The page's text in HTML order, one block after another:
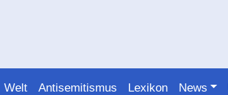
Welt Antisemitismus Lexikon News